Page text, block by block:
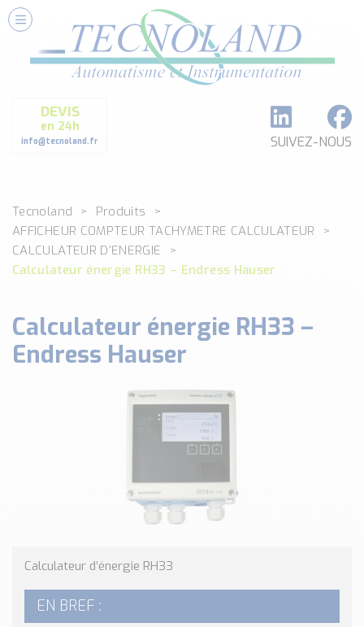
DEVIS
en 24h
info@tecnoland.fr SUIVEZ-NOUS
Nos Services
Conseils et Fourniture
Formation et Assistance
Architecture I-O Link multi fabricants
Classé par catégorie
DEBIT
DETECTION
ANALYSE PHYSICO-CHIMIQUE
ENREGISTREUR + ACQUISITION DE DONNEES
Voir toutes les catégories …
ENDRESS+HAUSER
Voir toutes les marques …
Téléchargement (Logiciels, Documents,..)
Formulaire sonde température
Convertisseur de pression
Tecnoland
Produits
AFFICHEUR COMPTEUR TACHYMETRE CALCULATEUR
CALCULATEUR D'ENERGIE
Calculateur énergie RH33 – Endress Hauser
Calculateur énergie RH33 –
Endress Hauser
Calculateur d’énergie RH33
EN BREF :